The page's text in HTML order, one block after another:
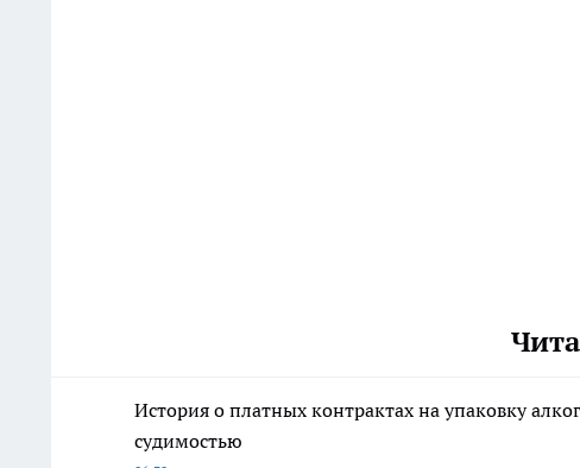
История о платных контрактах на упаковку
судимостью